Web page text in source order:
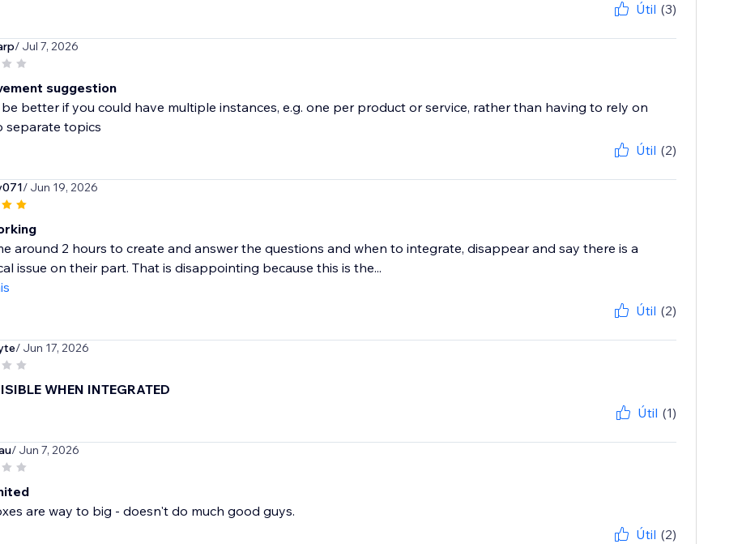
Útil (3)
/ Jul 7, 2026
suggestion
better if you could have multiple instances, e.g. one per product or service, rather than having to rely on
separate topics
Útil (2)
/ Jun 19, 2026
around 2 hours to create and answer the questions and when to integrate, disappear and say there is a
issue on their part. That is disappointing because this is the...
Útil (2)
/ Jun 17, 2026
WHEN INTEGRATED
Útil (1)
/ Jun 7, 2026
are way to big - doesn't do much good guys.
Útil (2)